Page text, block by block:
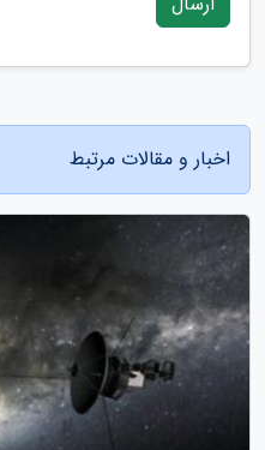
اخبار و مقالات مرتبط